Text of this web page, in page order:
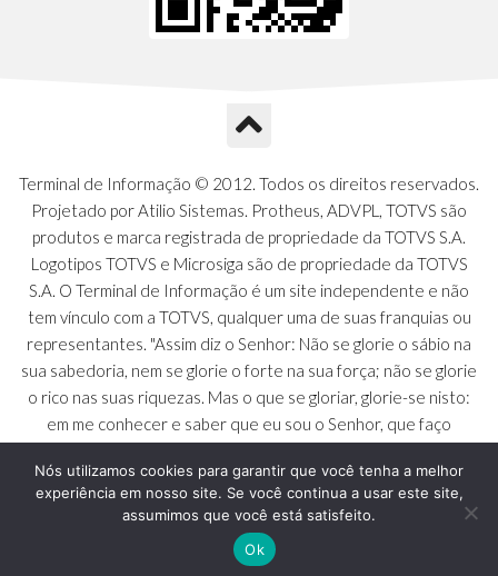
Terminal de Informação © 2012. Todos os direitos reservados.
Projetado por Atilio Sistemas. Protheus, ADVPL, TOTVS são
produtos e marca registrada de propriedade da TOTVS S.A.
Logotipos TOTVS e Microsiga são de propriedade da TOTVS
S.A. O Terminal de Informação é um site independente e não
tem vínculo com a TOTVS, qualquer uma de suas franquias ou
representantes. "Assim diz o Senhor: Não se glorie o sábio na
sua sabedoria, nem se glorie o forte na sua força; não se glorie
o rico nas suas riquezas. Mas o que se gloriar, glorie-se nisto:
em me conhecer e saber que eu sou o Senhor, que faço
Nós utilizamos cookies para garantir que você tenha a melhor
experiência em nosso site. Se você continua a usar este site,
assumimos que você está satisfeito.
Ok